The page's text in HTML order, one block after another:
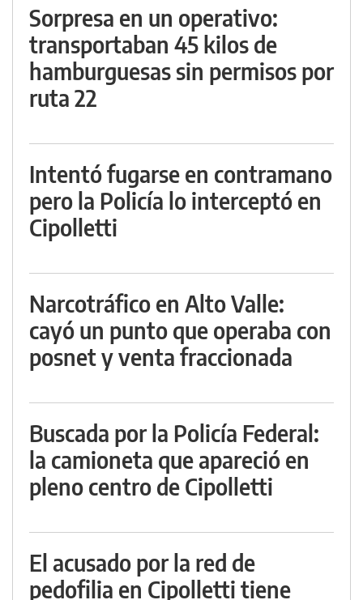
Sorpresa en un operativo:
transportaban 45 kilos de
hamburguesas sin permisos por
ruta 22
Intentó fugarse en contramano
pero la Policía lo interceptó en
Cipolletti
Narcotráfico en Alto Valle:
cayó un punto que operaba con
posnet y venta fraccionada
Buscada por la Policía Federal:
la camioneta que apareció en
pleno centro de Cipolletti
El acusado por la red de
pedofilia en Cipolletti tiene